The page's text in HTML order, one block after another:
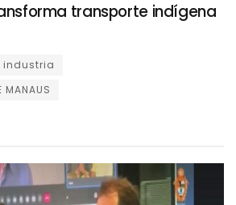
transporte indígena
industria
MANAUS